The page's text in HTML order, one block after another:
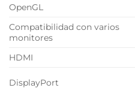
OpenGL
Compatibilidad con varios
monitores
HDMI
DisplayPort